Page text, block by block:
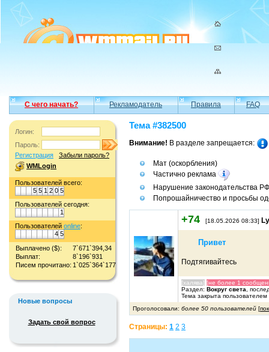
С чего начать? Рекламодатель Правила FAQ
Логин:
Пароль:
Регистрация
Забыли пароль?
WMLogin
Пользователей всего:
5 5 1 2 0 5
Пользователей сегодня:
1
Пользователей online:
4 5
Выплачено ($):
7`671`394,34
Выплат:
8`196`931
Писем прочитано: 1`025`364`177
Новые вопросы
Задать свой вопрос
Тема #382500
Внимание! В разделе запрещается:
Мат (оскорбления)
Частично реклама
Нарушение законодательства РФ
Попрошайничество и просьбы
+74 [18.05.2026 08:33]
Привет
Подтягивайтесь
[халява] [не более 1
Раздел: Вокруг света ,
Тема закрыта пользователем
Проголосовали: более 50 пользователей [
Страницы: 1 2 3